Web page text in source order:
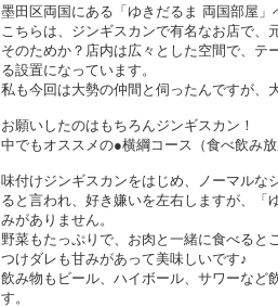
墨田区両国にある「ゆきだるま 両国部屋」
こちらは、ジンギスカンで有名なお店で、
そのためか？店内は広々とした空間で、テ
る設置になっています。
私も今回は大勢の仲間と伺ったんですが、
お願いしたのはもちろんジンギスカン！
中でもオススメの●横綱コース（食べ飲み放
味付けジンギスカンをはじめ、ノーマルな
ると言われ、好き嫌いを左右しますが、「
みがありません。
野菜もたっぷりで、お肉と一緒に食べると
つけダレも甘みがあって美味しいです♪
飲み物もビール、ハイボール、サワーなど
す。